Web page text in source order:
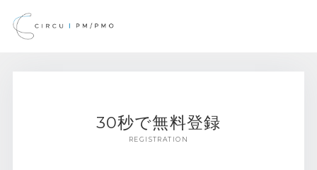
30秒で無料登録
REGISTRATION